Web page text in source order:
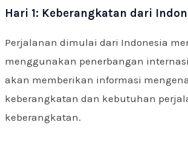
Hari 1: Keberangkatan dari
Perjalanan dimulai dari Indonesia
menggunakan penerbangan
akan memberikan informasi
keberangkatan dan kebutuhan
keberangkatan.